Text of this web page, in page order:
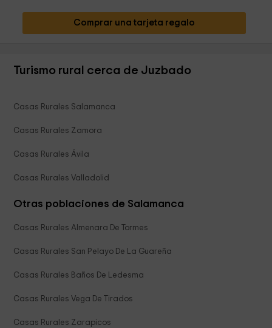
Comprar una tarjeta regalo
Turismo rural cerca de Juzbado
Casas Rurales Salamanca
Casas Rurales Zamora
Casas Rurales Ávila
Casas Rurales Valladolid
Otras poblaciones de Salamanca
Casas Rurales Almenara De Tormes
Casas Rurales San Pelayo De La Guareña
Casas Rurales Baños De Ledesma
Casas Rurales Vega De Tirados
Casas Rurales Zarapicos